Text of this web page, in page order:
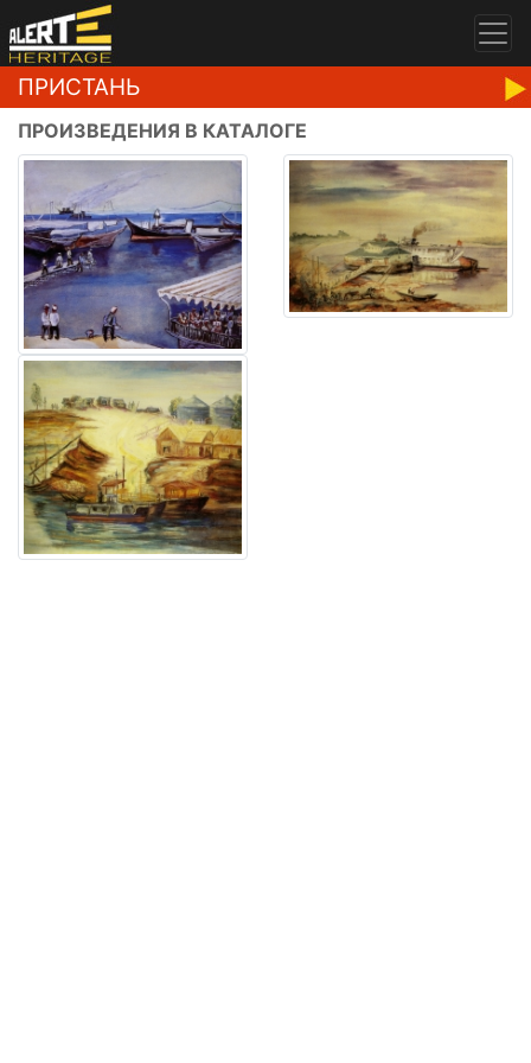
ПРИСТАНЬ
ПРОИЗВЕДЕНИЯ В КАТАЛОГЕ